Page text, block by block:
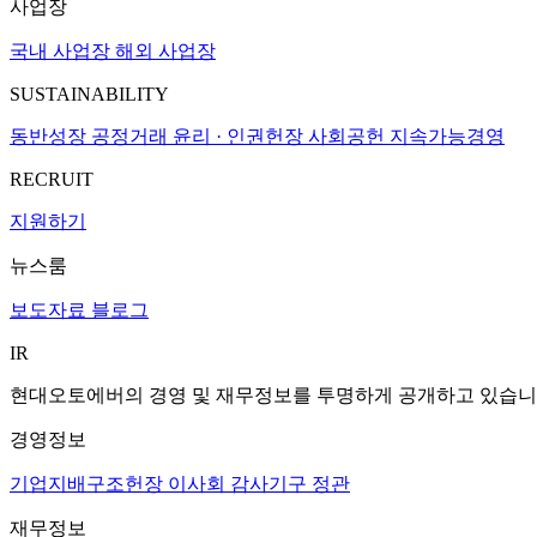
사업장
국내 사업장 해외 사업장
SUSTAINABILITY
동반성장 공정거래 윤리 · 인권헌장 사회공헌 지속가능경영
RECRUIT
지원하기
뉴스룸
보도자료 블로그
IR
현대오토에버의 경영 및 재무정보를 투명하게 공개하고 있습
경영정보
기업지배구조헌장 이사회 감사기구 정관
재무정보